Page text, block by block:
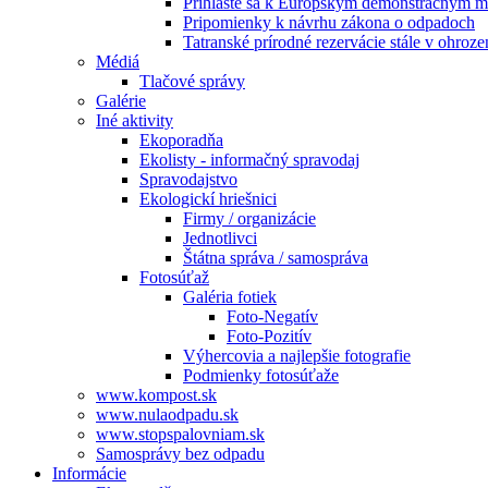
Pripomienky k návrhu zákona o odpadoch
Tatranské prírodné rezervácie stále v
Médiá
Tlačové správy
Galérie
Iné aktivity
Ekoporadňa
Ekolisty - informačný spravodaj
Spravodajstvo
Ekologickí hriešnici
Firmy / organizácie
Jednotlivci
Štátna správa / samospráva
Fotosúťaž
Galéria fotiek
Foto-Negatív
Foto-Pozitív
Výhercovia a najlepšie fotografie
Podmienky fotosúťaže
www.kompost.sk
www.nulaodpadu.sk
www.stopspalovniam.sk
Samosprávy bez odpadu
Informácie